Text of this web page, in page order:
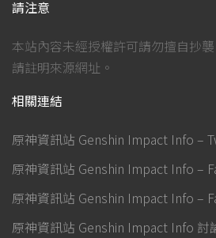
請注意
本站內容未經授權許可請勿擅自抄
請註明來源網址。
相關連結
原神資訊站 Genshin Impact Info –
原神資訊站 Genshin Impact Info –
原神資訊站 Genshin Impact Info –
原神資訊站 Genshin Impact Info 討